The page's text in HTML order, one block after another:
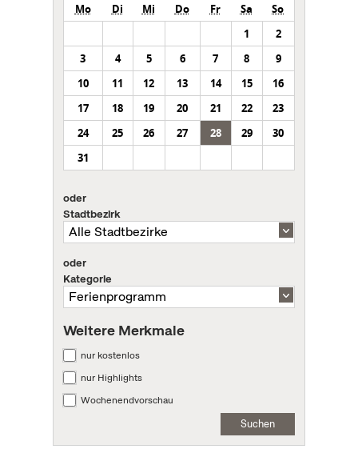
Mo Di Mi Do Fr Sa
So
1
2
3
4 5 6 7 8
9
10
11 12 13 14 15
16
17
18 19 20 21 22
23
24
25 26 27 28 29
30
31
oder
Stadtbezirk
oder
Kategorie
Weitere Merkmale
nur kostenlos
nur Highlights
Wochenendvorschau
Suchen